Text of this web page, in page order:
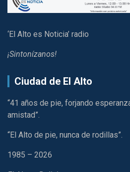
‘El Alto es Noticia’ radio
¡Sintonízanos!
Ciudad de El Alto
“41 años de pie, forjando
amistad”.
“El Alto de pie, nunca de rodillas”.
1985 – 2026